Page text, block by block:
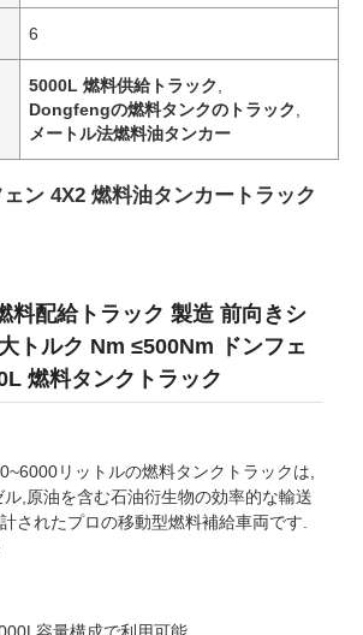
ラー
6
5000L 燃料供給トラック
Dongfengの燃料タンクのトラック
メートル法燃料油タンカー
ン 4X2 燃料油タンカートラック
料配給トラック 製造 前向きシ
トルク Nm ≤500Nm ドンフェ
燃料タンクトラック
リットルの燃料タンクトラックは,
,原油を含む石油衍生物の効率的な輸送
されたプロの移動型燃料補給車両です.
容量構成で利用可能